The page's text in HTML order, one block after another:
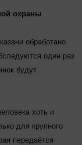
охраны
обработано
один раз
будут
хоть и
для крупного
передаётся